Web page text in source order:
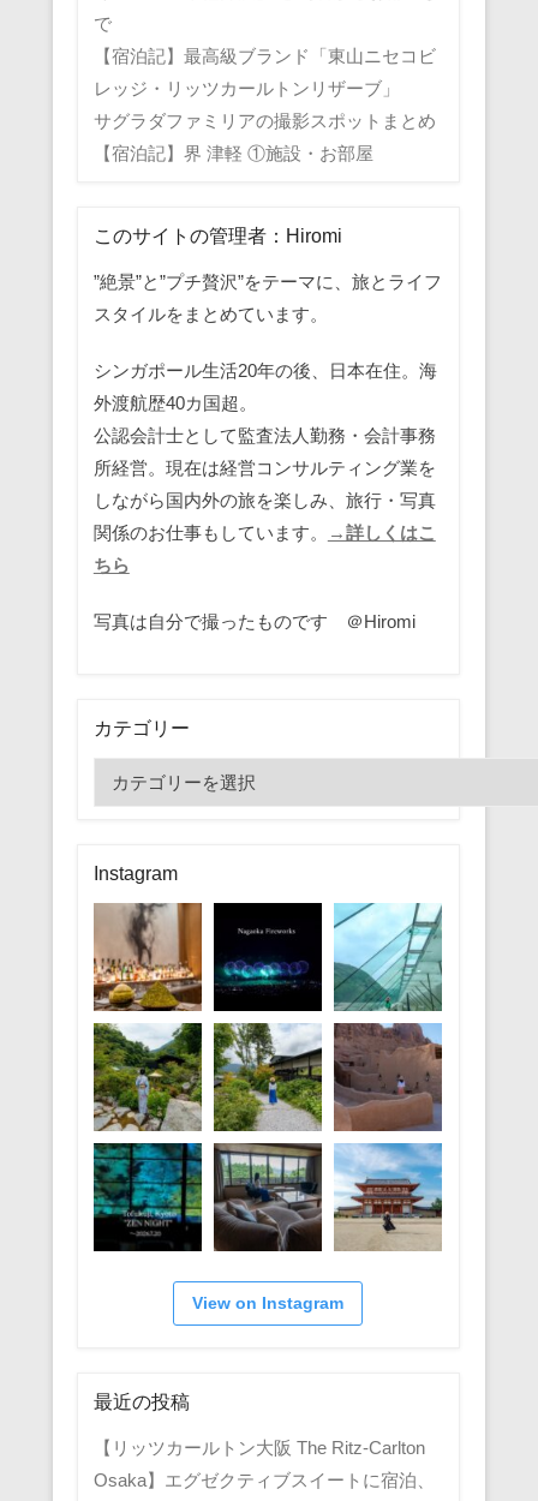
で
【宿泊記】最高級ブランド「東山ニセコビ
レッジ・リッツカールトンリザーブ」
サグラダファミリアの撮影スポットまとめ
【宿泊記】界 津軽 ①施設・お部屋
このサイトの管理者：Hiromi
”絶景”と”プチ贅沢”をテーマに、旅とライフ
スタイルをまとめています。
シンガポール生活20年の後、日本在住。海
外渡航歴40カ国超。
公認会計士として監査法人勤務・会計事務
所経営。現在は経営コンサルティング業を
しながら国内外の旅を楽しみ、旅行・写真
関係のお仕事もしています。
→詳しくはこ
ちら
写真は自分で撮ったものです ＠Hiromi
カテゴリー
テ
リ
ー
Instagram
View on Instagram
最近の投稿
【リッツカールトン大阪 The Ritz-Carlton
Osaka】エグゼクティブスイートに宿泊、